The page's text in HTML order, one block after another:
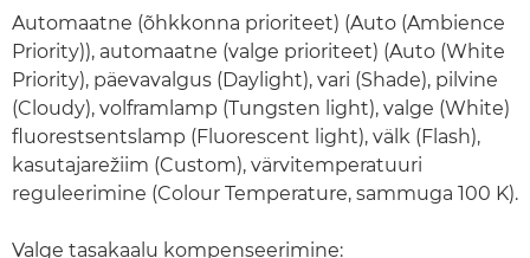
Automaatne (õhkkonna prioriteet) (Auto (Ambience
Priority)), automaatne (valge prioriteet) (Auto (White
Priority), päevavalgus (Daylight), vari (Shade), pilvine
(Cloudy), volframlamp (Tungsten light), valge (White)
fluorestsentslamp (Fluorescent light), välk (Flash),
kasutajarežiim (Custom), värvitemperatuuri
reguleerimine (Colour Temperature, sammuga 100 K).
Valge tasakaalu kompenseerimine: